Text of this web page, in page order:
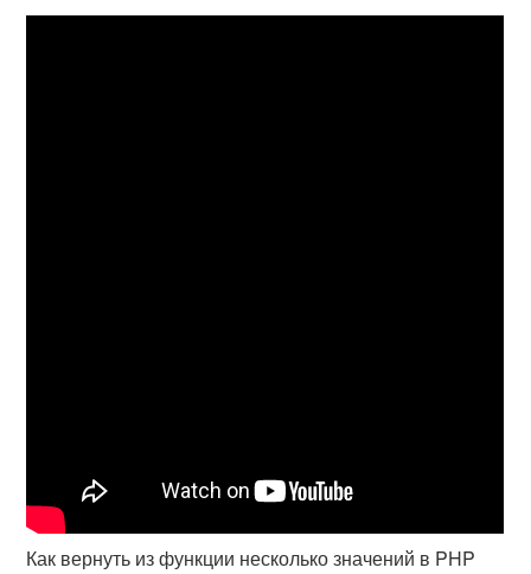
Как вернуть из функции несколько значений в PHP